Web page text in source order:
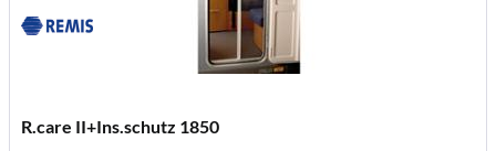
R.care II+Ins.schutz 1850